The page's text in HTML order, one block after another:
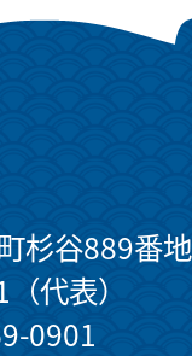
杉谷889番地
代表）
0901